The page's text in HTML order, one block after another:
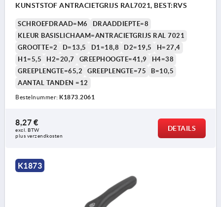
KUNSTSTOF ANTRACIETGRIJS RAL7021, BEST:RVS
SCHROEFDRAAD=M6
DRAADDIEPTE=8
KLEUR BASISLICHAAM=ANTRACIETGRIJS RAL 7021
GROOTTE=2
D=13,5 D1=18,8 D2=19,5
H=27,4
H1=5,5
H2=20,7 GREEPHOOGTE=41,9
H4=38
GREEPLENGTE=65,2
GREEPLENGTE=75
B=10,5
AANTAL TANDEN =12
Bestelnummer: K1873.2061
8,27 €
excl. BTW
plus verzendkosten
DETAILS
K1873